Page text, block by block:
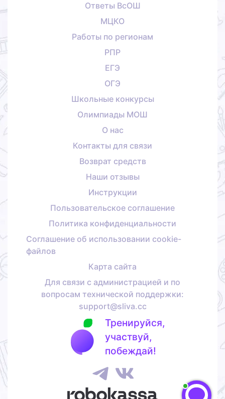
Ответы ВсОШ
МЦКО
Работы по регионам
РПР
ЕГЭ
ОГЭ
Школьные конкурсы
Олимпиады МОШ
О нас
Контакты для связи
Возврат средств
Наши отзывы
Инструкции
Пользовательское соглашение
Политика конфиденциальности
Соглашение об использовании cookie-
файлов
Карта сайта
Для связи с администрацией и по
вопросам технической поддержки:
support@sliva.cc
Тренируйся,
участвуй,
побеждай!